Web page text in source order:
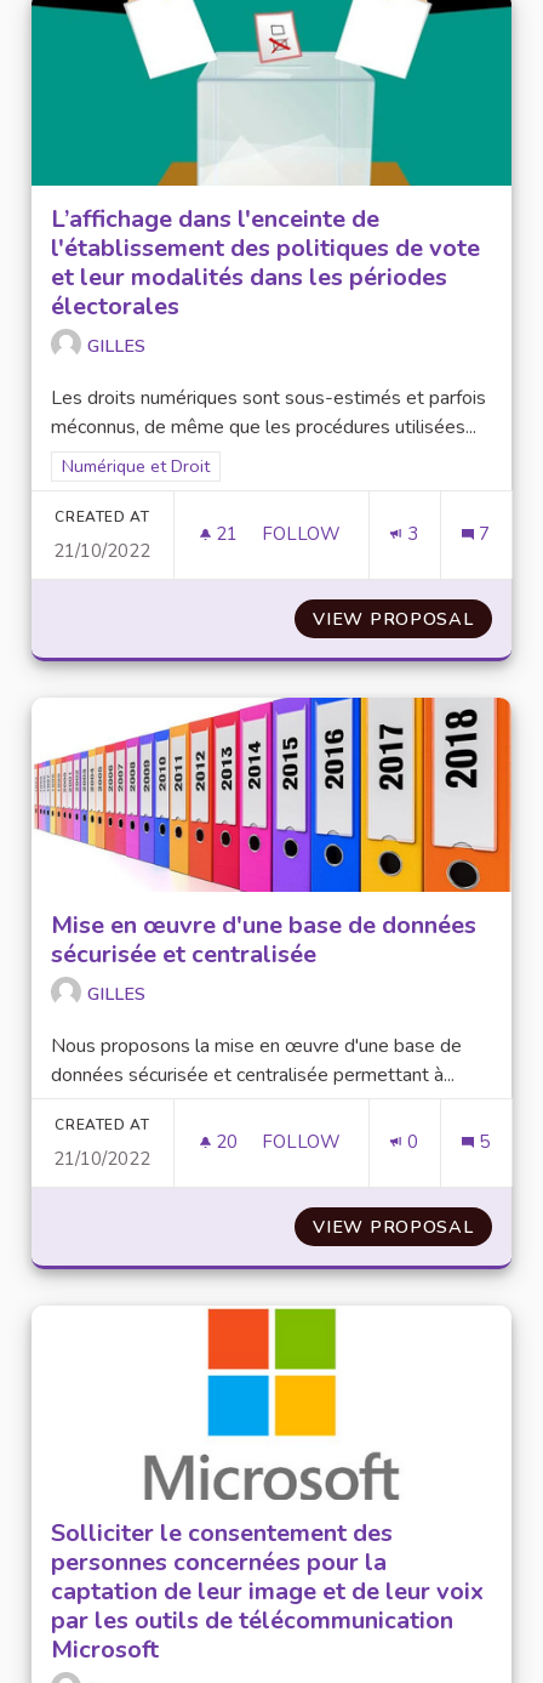
L’affichage dans l'enceinte de
l'établissement des politiques de vote
et leur modalités dans les périodes
électorales
GILLES
Les droits numériques sont sous-estimés et parfois
méconnus, de même que les procédures utilisées...
Filter results for scope: Numérique et Droit
Numérique et Droit
CREATED AT
21/10/2022
21 21 FOLLOWERS
FOLLOW 3 7
VIEW PROPOSAL
Mise en œuvre d'une base de données
sécurisée et centralisée
GILLES
Nous proposons la mise en œuvre d'une base de
données sécurisée et centralisée permettant à...
CREATED AT
21/10/2022
20 20 FOLLOWERS
FOLLOW 0 5
VIEW PROPOSALMISE
Solliciter le consentement des
personnes concernées pour la
captation de leur image et de leur voix
par les outils de télécommunication
Microsoft